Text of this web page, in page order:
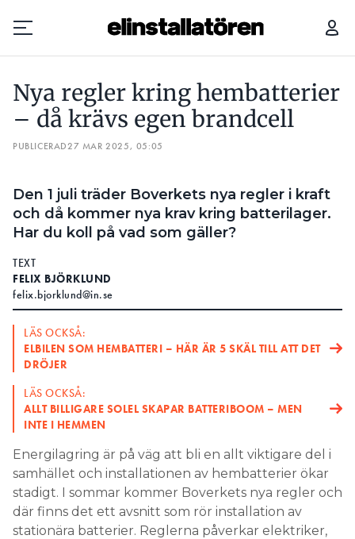
Prenumerera
Hantera prenumeration
Lediga jobb
Annonsera
Läs E-tidningen
Om tidningen
Kontakt
Personuppgifter
SEARCH
Nya regler kring hembatterier
– då krävs egen brandcell
PUBLICERAD27 MAR 2025, 05:05
Den 1 juli träder Boverkets nya regler i kraft
och då kommer nya krav kring batterilager.
Har du koll på vad som gäller?
TEXT
FELIX BJÖRKLUND
felix.bjorklund@in.se
LÄS OCKSÅ:
ELBILEN SOM HEMBATTERI – HÄR ÄR 5 SKÄL TILL ATT DET
DRÖJER
LÄS OCKSÅ:
ALLT BILLIGARE SOLEL SKAPAR BATTERIBOOM – MEN
INTE I HEMMEN
Energilagring är på väg att bli en allt viktigare del i
samhället och installationen av hembatterier ökar
stadigt. I sommar kommer Boverkets nya regler och
där finns det ett avsnitt som rör installation av
stationära batterier. Reglerna påverkar elektriker,